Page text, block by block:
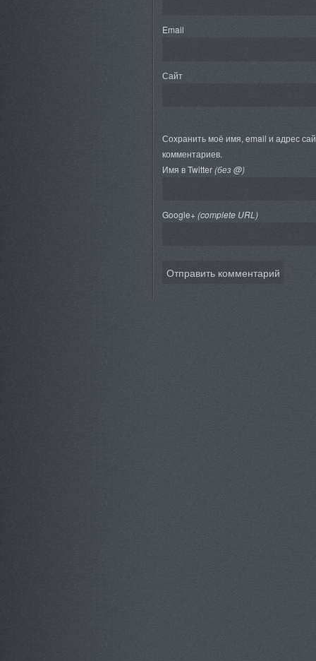
Email
Сайт
Сохранить моё имя, email и адрес
комментариев.
Имя в Twitter(без @)
Google+(complete URL)